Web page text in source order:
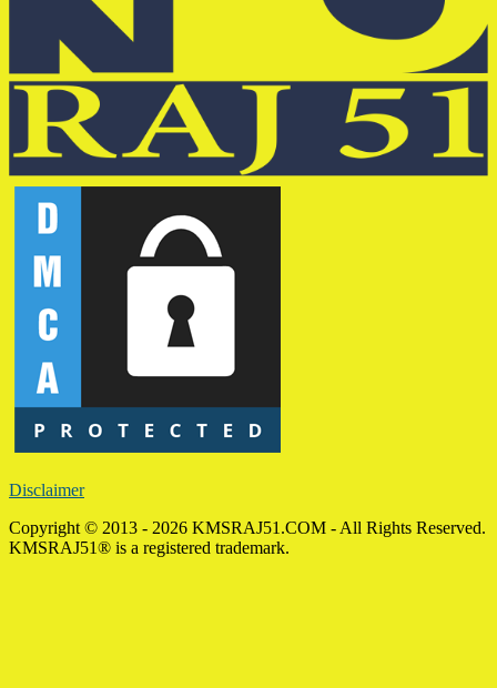
Disclaimer
Copyright © 2013 - 2026 KMSRAJ51.COM - All Rights Reserved.
KMSRAJ51® is a registered trademark.